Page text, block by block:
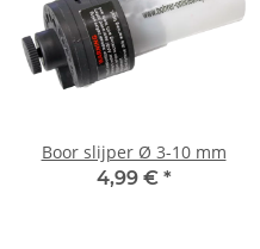
Boor slijper Ø 3-10 mm
4,99 € *